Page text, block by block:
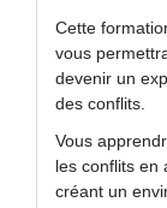
Cette
vous
devenir un
des conflits.
Vous
les conflits en
créant un